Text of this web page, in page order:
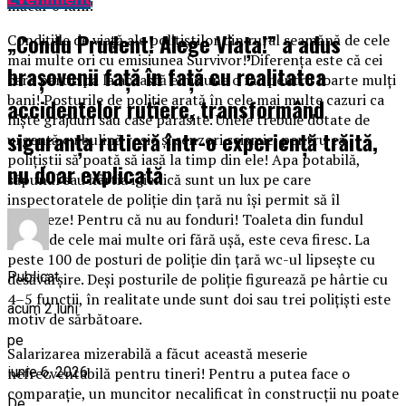
măcar 6 luni!
Condițiile de viață ale polițiștilor din rural seamănă de cele
mai multe ori cu emisiunea Survivor! Diferența este că cei
care participă la această emisiune o fac pentru foarte mulți
bani! Posturile de poliție arată în cele mai multe cazuri ca
niște grajduri sau case părăsite. Unele trebuie dotate de
urgență cu bulină roșie și senzori seismici pentru ca
polițiștii să poată să iasă la timp din ele! Apa potabilă,
săpunul sau hârtia igienică sunt un lux pe care
inspectoratele de poliție din țară nu își permit să îl
finanțeze! Pentru că nu au fonduri! Toaleta din fundul
curții, de cele mai multe ori fără ușă, este ceva firesc. La
peste 100 de posturi de poliție din țară wc-ul lipsește cu
desăvârșire. Deși posturile de poliție figurează pe hârtie cu
4–5 funcții, în realitate unde sunt doi sau trei polițiști este
motiv de sărbătoare.
Salarizarea mizerabilă a făcut această meserie
nefrecventabilă pentru tineri! Pentru a putea face o
comparație, un muncitor necalificat în construcții nu poate
„Condu Prudent! Alege Viața!” a adus
brașovenii față în față cu realitatea
accidentelor rutiere, transformând
siguranța rutieră într-o experiență trăită,
nu doar explicată
Publicat
acum 2 luni
pe
iunie 6, 2026